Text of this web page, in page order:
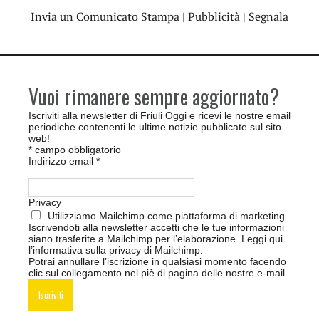
Invia un Comunicato Stampa | Pubblicità | Segnala
Vuoi rimanere sempre aggiornato?
Iscriviti alla newsletter di Friuli Oggi e ricevi le nostre email
periodiche contenenti le ultime notizie pubblicate sul sito
web!
* campo obbligatorio
Indirizzo email *
Privacy
Utilizziamo Mailchimp come piattaforma di marketing.
Iscrivendoti alla newsletter accetti che le tue informazioni
siano trasferite a Mailchimp per l’elaborazione. Leggi qui
l’informativa sulla privacy di Mailchimp
Potrai annullare l’iscrizione in qualsiasi momento facendo
clic sul collegamento nel piè di pagina delle nostre e-mail.